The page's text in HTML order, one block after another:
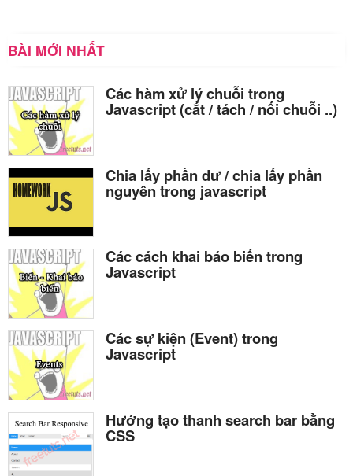
BÀI MỚI NHẤT
Các hàm xử lý chuỗi trong
Javascript (cắt / tách / nối chuỗi ..)
Chia lấy phần dư / chia lấy phần
nguyên trong javascript
Các cách khai báo biến trong
Javascript
Các sự kiện (Event) trong
Javascript
Hướng tạo thanh search bar bằng
CSS